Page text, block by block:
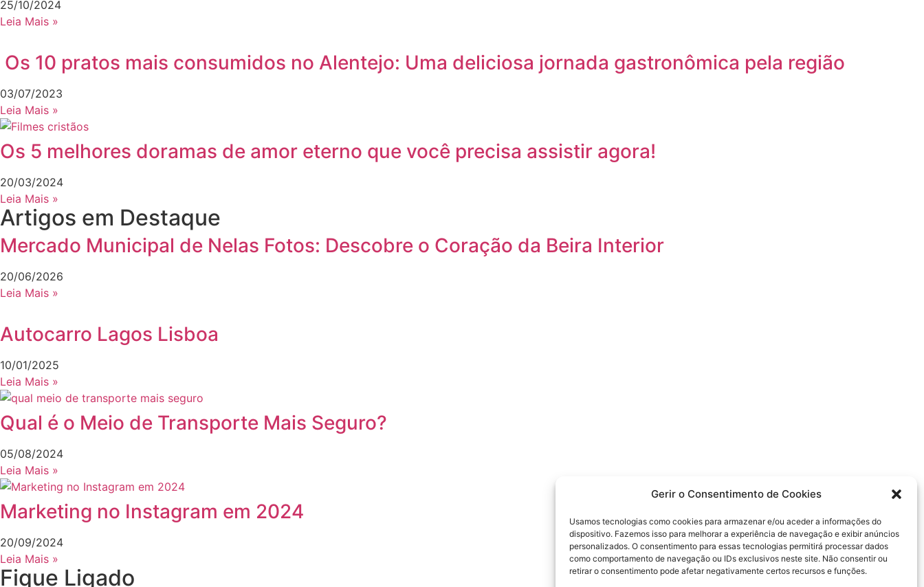
Gerir o Consentimento de Cookies
Usamos tecnologias como cookies para armazenar e/ou aceder a informações do
dispositivo. Fazemos isso para melhorar a experiência de navegação e exibir anúncios
personalizados. O consentimento para essas tecnologias permitirá processar dados
como comportamento de navegação ou IDs exclusivos neste site. Não consentir ou
retirar o consentimento pode afetar negativamente certos recursos e funções.
25/10/2024
Leia Mais »
Os 10 pratos mais consumidos no Alentejo: Uma deliciosa jornada gastronômica pela região
03/07/2023
Leia Mais »
Os 5 melhores doramas de amor eterno que você precisa assistir agora!
20/03/2024
Leia Mais »
Artigos em Destaque
Mercado Municipal de Nelas Fotos: Descobre o Coração da Beira Interior
20/06/2026
Leia Mais »
Autocarro Lagos Lisboa
10/01/2025
Leia Mais »
Qual é o Meio de Transporte Mais Seguro?
05/08/2024
Leia Mais »
Marketing no Instagram em 2024
20/09/2024
Leia Mais »
Fique Ligado